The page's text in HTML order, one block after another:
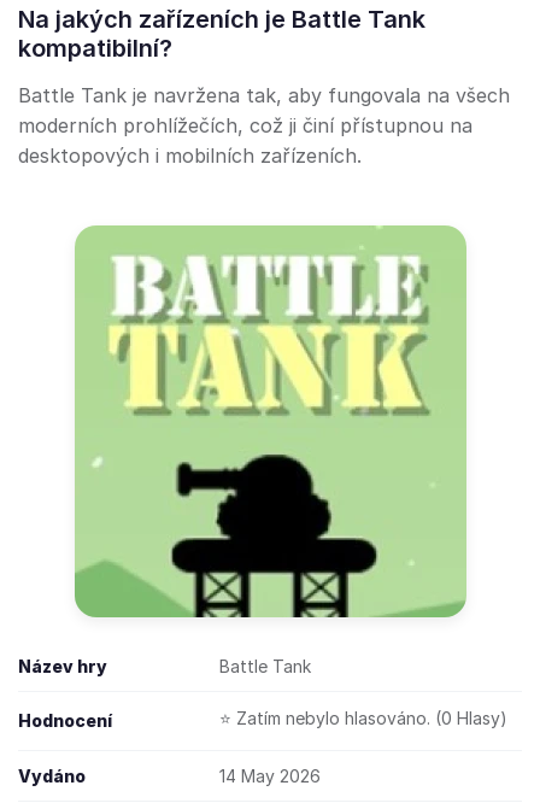
Na jakých zařízeních je Battle Tank
kompatibilní?
Battle Tank je navržena tak, aby fungovala na všech
moderních prohlížečích, což ji činí přístupnou na
desktopových i mobilních zařízeních.
Název hry Battle Tank
Hodnocení ⭐ Zatím nebylo hlasováno. (0 Hlasy)
Vydáno 14 May 2026